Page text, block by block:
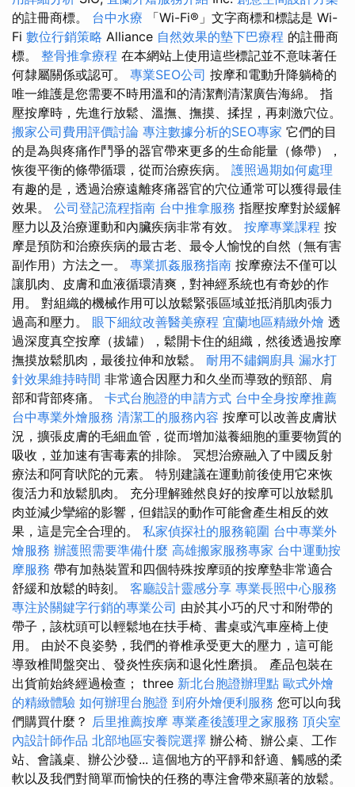
的註冊商標。 台中水療
「Wi-Fi®」文字商標和標誌是 Wi-
Fi 數位行銷策略 Alliance 自然效果的墊下巴療程 的註冊商
標。 整骨推拿療程 在本網站上使用這些標記並不意味著任
何隸屬關係或認可。 專業SEO公司 按摩和電動升降躺椅的
唯一維護是您需要不時用溫和的清潔劑清潔廣告海綿。 指
壓按摩時，先進行放鬆、溫撫、撫摸、揉捏，再刺激穴位。
搬家公司費用評價討論 專注數據分析的SEO專家 它們的目
的是為與疼痛作鬥爭的器官帶來更多的生命能量（條帶），
恢復平衡的條帶循環，從而治療疾病。 護照過期如何處理
有趣的是，透過治療遠離疼痛器官的穴位通常可以獲得最佳
效果。 公司登記流程指南 台中推拿服務 指壓按摩對於緩解
壓力以及治療運動和內臟疾病非常有效。 按摩專業課程 按
摩是預防和治療疾病的最古老、最令人愉悅的自然（無有害
副作用）方法之一。 專業抓姦服務指南 按摩療法不僅可以
讓肌肉、皮膚和血液循環清爽，對神經系統也有奇妙的作
用。 對組織的機械作用可以放鬆緊張區域並抵消肌肉張力
過高和壓力。 眼下細紋改善醫美療程 宜蘭地區精緻外燴 透
過深度真空按摩（拔罐），鬆開卡住的組織，然後透過按摩
撫摸放鬆肌肉，最後拉伸和放鬆。 耐用不鏽鋼廚具 漏水打
針效果維持時間 非常適合因壓力和久坐而導致的頸部、肩
部和背部疼痛。 卡式台胞證的申請方式 台中全身按摩推薦
台中專業外燴服務 清潔工的服務內容 按摩可以改善皮膚狀
況，擴張皮膚的毛細血管，從而增加滋養細胞的重要物質的
吸收，並加速有害毒素的排除。 冥想治療融入了中國反射
療法和阿育吠陀的元素。 特別建議在運動前後使用它來恢
復活力和放鬆肌肉。 充分理解雖然良好的按摩可以放鬆肌
肉並減少攣縮的影響，但錯誤的動作可能會產生相反的效
果，這是完全合理的。 私家偵探社的服務範圍 台中專業外
燴服務 辦護照需要準備什麼 高雄搬家服務專家 台中運動按
摩服務 帶有加熱裝置和四個特殊按摩頭的按摩墊非常適合
舒緩和放鬆的時刻。 客廳設計靈感分享 專業長照中心服務
專注於關鍵字行銷的專業公司 由於其小巧的尺寸和附帶的
帶子，該枕頭可以輕鬆地在扶手椅、書桌或汽車座椅上使
用。 由於不良姿勢，我們的脊椎承受更大的壓力，這可能
導致椎間盤突出、發炎性疾病和退化性磨損。 產品包裝​​在
出貨前始終經過檢查； three 新北台胞證辦理點 歐式外燴
的精緻體驗 如何辦理台胞證 到府外燴便利服務 您可以向我
們購買什麼？ 后里推薦按摩 專業產後護理之家服務 頂尖室
內設計師作品 北部地區安養院選擇 辦公椅、辦公桌、工作
站、會議桌、辦公沙發... 這個地方的平靜和舒適、觸感的柔
軟以及我們對簡單而愉快的任務的專注會帶來顯著的放鬆。